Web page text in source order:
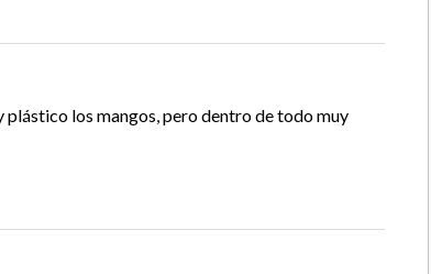
plástico los mangos, pero dentro de todo muy